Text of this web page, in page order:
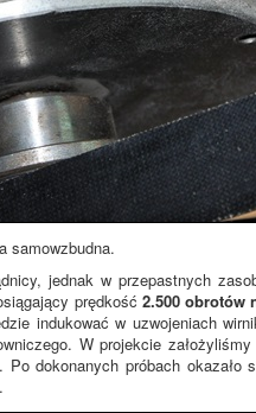
samowzbudna.
jednak w przepastnych
prędkość 2.500 obrotów
indukować w uzwojeniach
W projekcie
. Po dokonanych próbach